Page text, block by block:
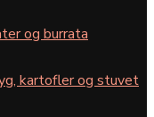
og burrata
kartofler og stuvet